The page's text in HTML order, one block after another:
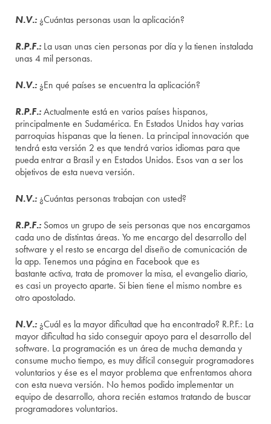
N.V.: ¿Cuántas personas usan la aplicación?
R.P.F.: La usan unas cien personas por día y la tienen instalada
unas 4 mil personas.
N.V.: ¿En qué países se encuentra la aplicación?
R.P.F.: Actualmente está en varios países hispanos,
principalmente en Sudamérica. En Estados Unidos hay varias
parroquias hispanas que la tienen. La principal innovación que
tendrá esta versión 2 es que tendrá varios idiomas para que
pueda entrar a Brasil y en Estados Unidos. Esos van a ser los
objetivos de esta nueva versión.
N.V.: ¿Cuántas personas trabajan con usted?
R.P.F.: Somos un grupo de seis personas que nos encargamos
cada uno de distintas áreas. Yo me encargo del desarrollo del
software y el resto se encarga del diseño de comunicación de
la app. Tenemos una página en Facebook que es
bastante activa, trata de promover la misa, el evangelio diario,
es casi un proyecto aparte. Si bien tiene el mismo nombre es
otro apostolado.
N.V.: ¿Cuál es la mayor dificultad que ha encontrado? R.P.F.: La
mayor dificultad ha sido conseguir apoyo para el desarrollo del
software. La programación es un área de mucha demanda y
consume mucho tiempo, es muy difícil conseguir programadores
voluntarios y ése es el mayor problema que enfrentamos ahora
con esta nueva versión. No hemos podido implementar un
equipo de desarrollo, ahora recién estamos tratando de buscar
programadores voluntarios.